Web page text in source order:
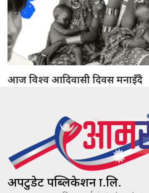
आज विश्व आदिवासी दिवस मनाइँदै
अपटुडेट पब्लिकेशन प्रा.लि.